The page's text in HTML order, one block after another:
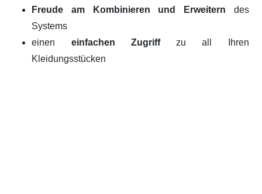
Freude am Kombinieren und Erweitern des
Systems
einen einfachen Zugriffzu all Ihren
Kleidungsstücken